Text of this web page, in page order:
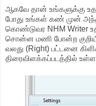
ஆகவே தான் உங்களுக்கு
போது உங்கள் கண் முன்
கொண்டுவர NHM Writer
சொன்ன மணி போன்ற
வலது (Right) பட்டனை
திரைவிளக்கப்படத்தில் உள்ள